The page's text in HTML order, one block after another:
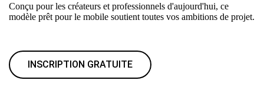
Conçu pour les créateurs et professionnels d'aujourd'hui, ce
modèle prêt pour le mobile soutient toutes vos ambitions de projet.
INSCRIPTION GRATUITE